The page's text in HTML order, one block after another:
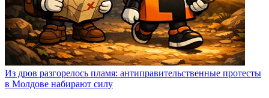
Из дров разгорелось пламя: антиправительственные протесты
в Молдове набирают силу